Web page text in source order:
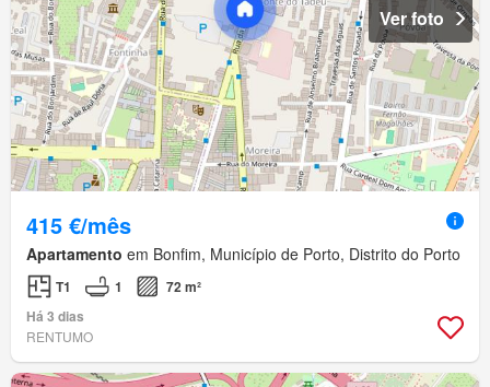
Ver foto
415 €/mês
Apartamento em Bonfim, Município de Porto, Distrito do Porto
T1 1
72 m²
Há 3 dias
RENTUMO